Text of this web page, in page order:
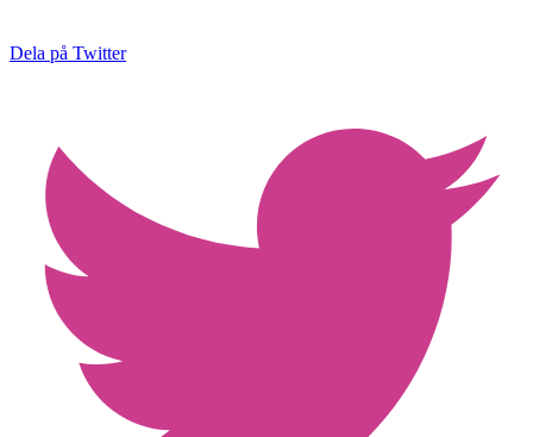
Dela på Twitter